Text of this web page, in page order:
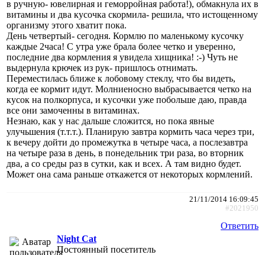
в ручную- ювелирная и геморройная работа!), обмакнула их в
витамины и два кусочка скормила- решила, что истощенному
организму этого хватит пока.
День четвертый- сегодня. Кормлю по маленькому кусочку
каждые 2часа! С утра уже брала более четко и уверенно,
последние два кормления я увидела хищника! :-) Чуть не
выдернула крючек из рук- пришлось отнимать.
Переместилась ближе к лобовому стеклу, что бы видеть,
когда ее кормит идут. Молниеносно выбрасывается четко на
кусок на полкорпуса, и кусочки уже побольше даю, правда
все они замоченны в витаминах.
Незнаю, как у нас дальше сложится, но пока явные
улучьшения (т.т.т.). Планирую завтра кормить часа через три,
к вечеру дойти до промежутка в четыре часа, а послезавтра
на четыре раза в день, в понедельник три раза, во вторник
два, а со среды раз в сутки, как и всех. А там видно будет.
Может она сама раньше откажется от некоторых кормлений.
21/11/2014 16:09:45
#2021950
Ответить
Night Cat
Постоянный посетитель